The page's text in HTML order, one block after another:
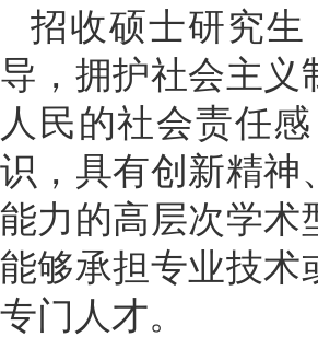
招收硕士研究
导，拥护社会主义
人民的社会责任
识，具有创新精神
能力的高层次学术
能够承担专业技术
专门人才。